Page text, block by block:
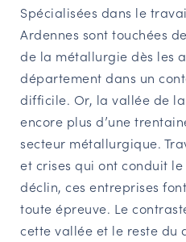
VOUS ÊTES…
Amateurs d’histoire et de
Responsables de structures
Étudiants & chercheurs
Spécialisées dans le
Ardennes sont touchées
de la métallurgie dès les
département dans un
difficile. Or, la vallée de
encore plus d’une
secteur métallurgique.
et crises qui ont conduit
déclin, ces entreprises
toute épreuve. Le
cette vallée et le reste du